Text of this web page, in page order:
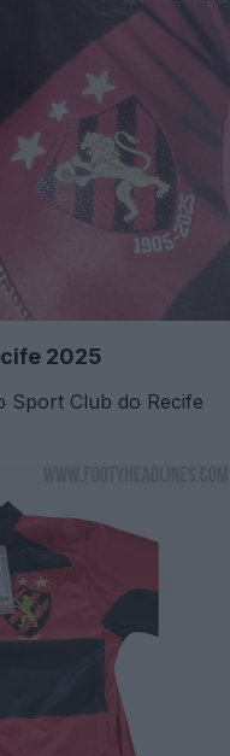
2025
Sport Club do Recife